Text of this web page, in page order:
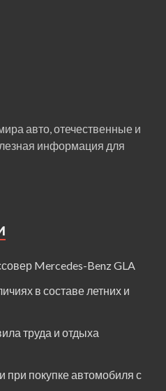
авто, отечественные и
информация для
Mercedes-Benz GLA
в составе летних и
труда и отдыха
покупке автомобиля с